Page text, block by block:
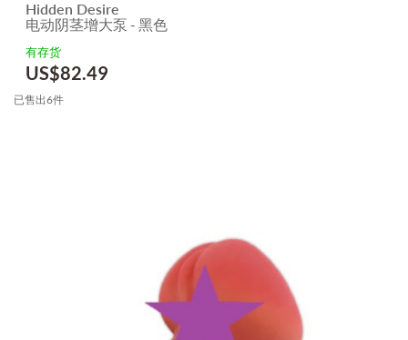
Hidden Desire
电动阴茎增大泵 - 黑色
有存货
US$82.49
已售出6件